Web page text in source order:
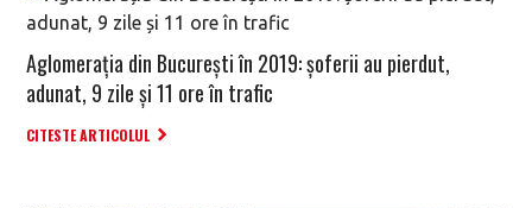
Aglomerația din București în 2019: șoferii au pierdut,
adunat, 9 zile și 11 ore în trafic
CITESTE ARTICOLUL